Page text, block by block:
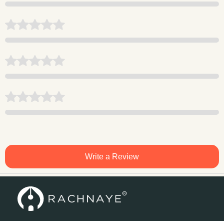
Write a Review